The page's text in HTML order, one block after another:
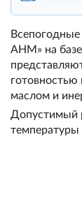
AHM» на
готовностью
маслом и
Допустимый
температуры